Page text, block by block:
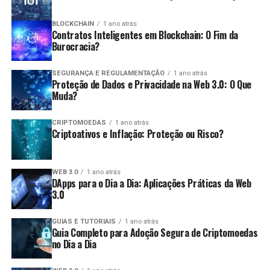
Variedade de ativos:
criptomoedas para operar, permitindo
diversificação nas estratégias.
Desvantagens:
Risco elevado:
um curto período.
Estresse emocional:
ansiedade.
Custos de transação:
Quais são as obrigações fiscais dos
dentro do prazo de cinco anos após a data da
entrega da declaração original.
Pagamento de Imposto Devido:O pagamento
deve ser feito até a data limite estabelecida pela
Receita Federal.
Consequências da Não Declaração
A não apresentação da declaração pode acarretar
diversas consequências, como:
Multas: Penalidades que podem variar de 1% a
20% do valor do imposto devido.
Impedimentos:
participar de licitações e realizar operações de
crédito.
Investigação:
auditoria pela Receita Federal.
BLOCKCHAIN 1 ano atrás
Contratos Inteligentes em Blockchain: O Fim da
Burocracia?
SEGURANÇA E REGULAMENTAÇÃO 1 ano atrás
Proteção de Dados e Privacidade na Web 3.0: O Que
Muda?
CRIPTOMOEDAS 1 ano atrás
Criptoativos e Inflação: Proteção ou Risco?
WEB 3.0 1 ano atrás
DApps para o Dia a Dia: Aplicações Práticas da Web
3.0
GUIAS E TUTORIAIS 1 ano atrás
Guia Completo para Adoção Segura de Criptomoedas
no Dia a Dia